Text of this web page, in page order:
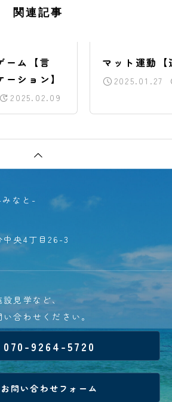
関連記事
ーム【言
ション】
2025.02.09
マット運動
2025.01.27
なと-
中央4丁目26-3
見学など、
合わせください。
070-9264-5720
お問い合わせフォーム